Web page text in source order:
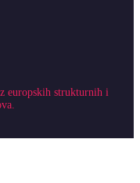
europskih strukturnih i